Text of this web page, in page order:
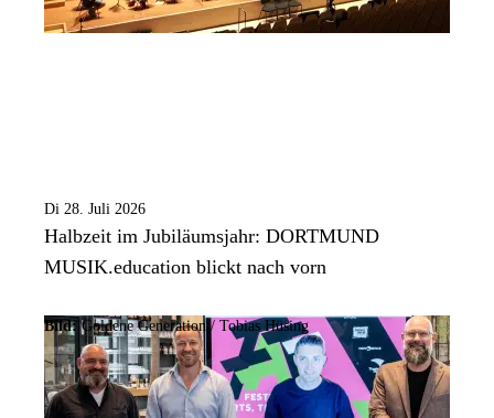
Di 28. Juli 2026
Halbzeit im Jubiläumsjahr: DORTMUND
MUSIK.education blickt nach vorn
Bild: Goldene Generation / Tobias Hüsing